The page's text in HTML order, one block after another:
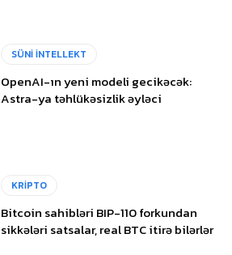
SÜNİ İNTELLEKT
OpenAI-ın yeni modeli gecikəcək:
Astra-ya təhlükəsizlik əyləci
KRİPTO
Bitcoin sahibləri BIP-110 forkundan
sikkələri satsalar, real BTC itirə bilərlər